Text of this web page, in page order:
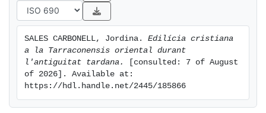
SALES CARBONELL, Jordina. Edilícia cristiana
a la Tarraconensis oriental durant
l'antiguitat tardana.
[consulted: 7 of August
of 2026]. Available at:
https://hdl.handle.net/2445/185866